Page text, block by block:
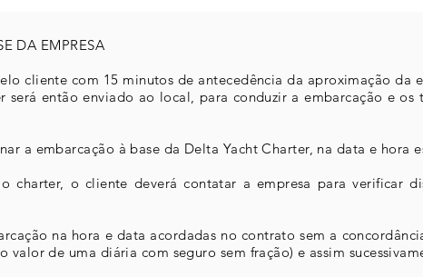
DA EMPRESA
cliente com 15 minutos de antecedência da aproximação da
será então enviado ao local, para conduzir a embarcação e os
a embarcação à base da Delta Yacht Charter, na data e hora
charter, o cliente deverá contatar a empresa para verificar
na hora e data acordadas no contrato sem a
de uma diária com seguro sem fração) e assim